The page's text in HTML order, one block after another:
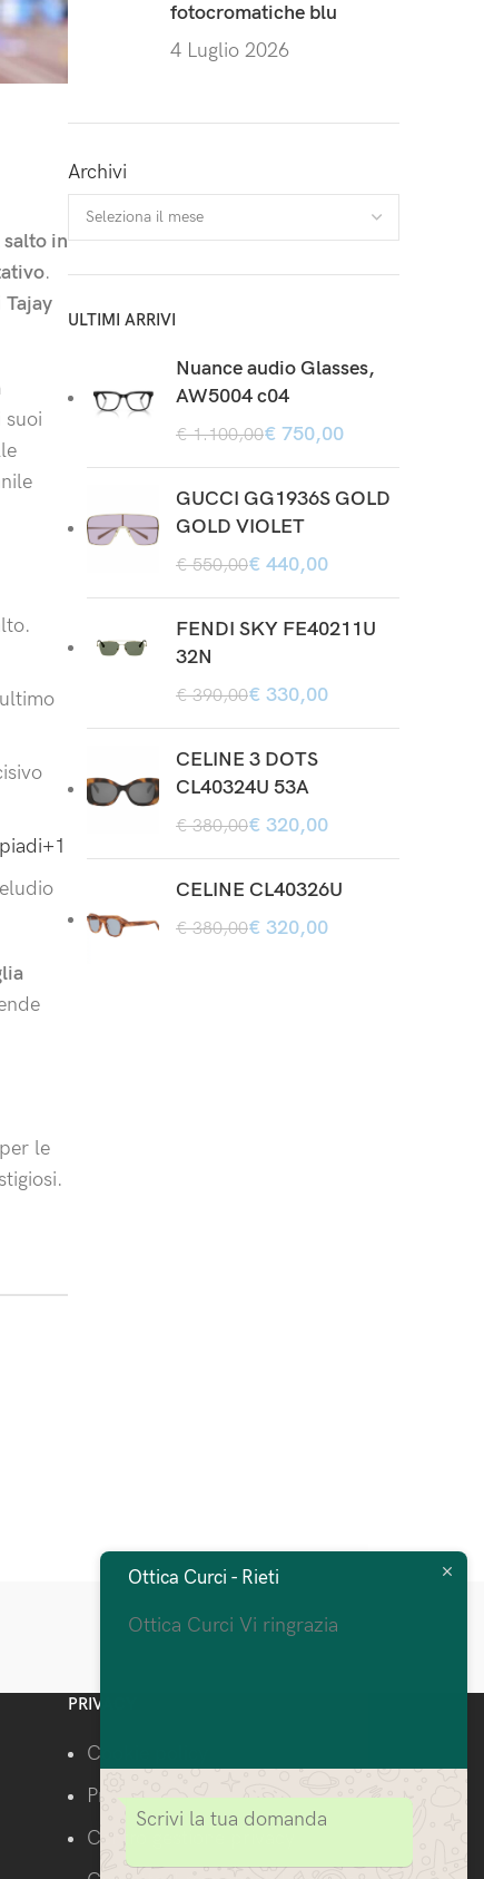
salto in
.
Tajay
suoi
+1
le
fotocromatiche blu
4 Luglio 2026
Archivi
ULTIMI ARRIVI
Nuance audio Glasses,
AW5004 c04
€1.100,00€ 750,00
GUCCI GG1936S GOLD
GOLD VIOLET
€550,00€ 440,00
FENDI SKY FE40211U
32N
€390,00€ 330,00
CELINE 3 DOTS
CL40324U 53A
€380,00€ 320,00
CELINE CL40326U
€380,00€ 320,00
PRIVACY
Cookie policy
Privacy Policy
Centro gestione privacy
Ottica Curci - Rieti
Ottica Curci Vi ringrazia
Scrivi la tua domanda